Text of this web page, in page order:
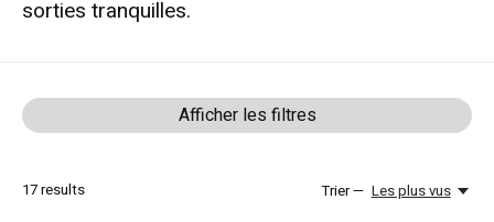
sorties tranquilles.
Afficher les filtres
17results Trier — Les plus vus